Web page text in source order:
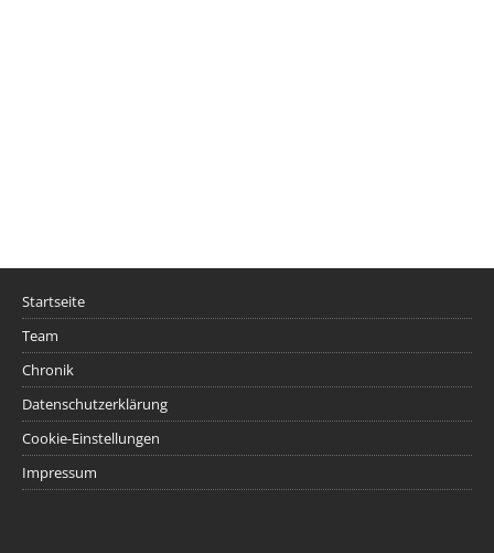
Startseite
Team
Chronik
Datenschutzerklärung
Cookie-Einstellungen
Impressum